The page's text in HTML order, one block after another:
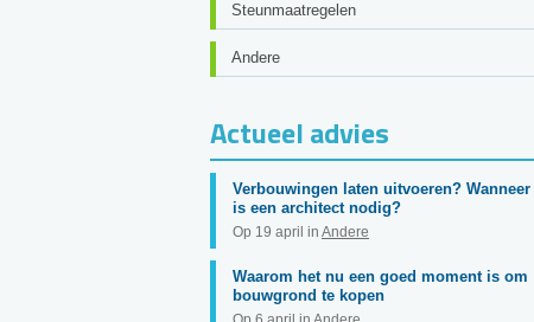
Steunmaatregelen
Andere
Actueel advies
Verbouwingen laten uitvoeren? Wanneer
is een architect nodig?
Op 19 april in Andere
Waarom het nu een goed moment is om
bouwgrond te kopen